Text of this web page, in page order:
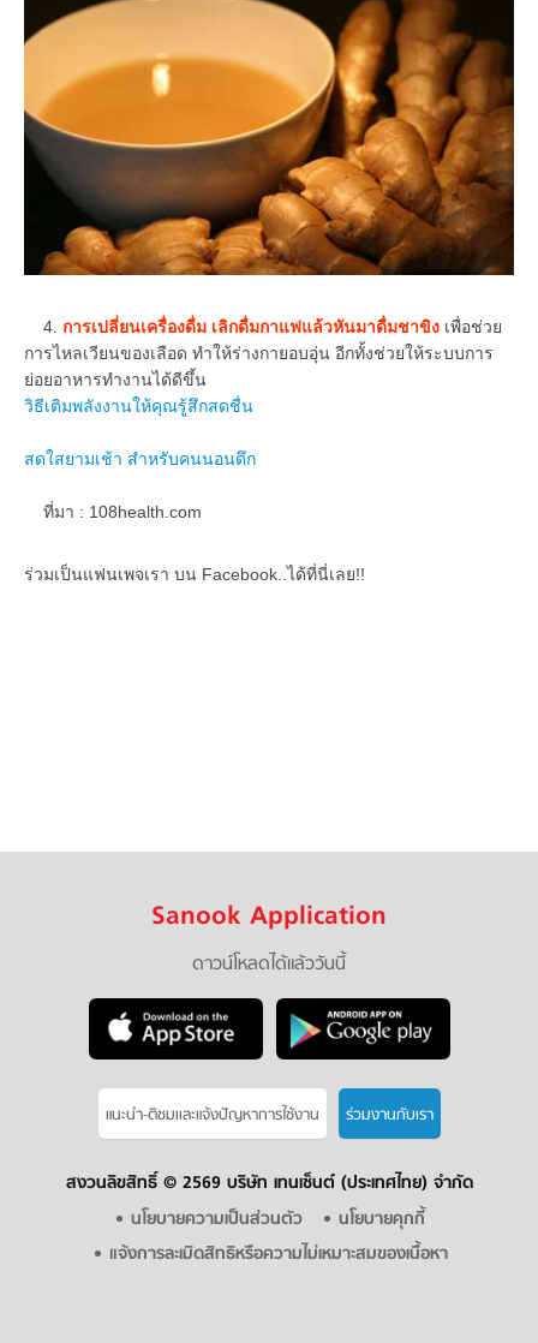
4. การเปลี่ยนเครื่องดื่ม เลิกดื่มกาแฟแล้วหันมาดื่มชาขิง เพื่อช่วย
การไหลเวียนของเลือด ทำให้ร่างกายอบอุ่น อีกทั้งช่วยให้ระบบการ
ย่อยอาหารทำงานได้ดีขึ้น
วิธีเติมพลังงานให้คุณรู้สึกสดชื่น
สดใสยามเช้า สำหรับคนนอนดึก
ที่มา : 108health.com
ร่วมเป็นแฟนเพจเรา บน Facebook..ได้ที่นี่เลย!!
Sanook Application
ดาวน์โหลดได้แล้ววันนี้
แนะนำ-ติชมเเละแจ้งปัญหาการใช้งาน ร่วมงานกับเรา
สงวนลิขสิทธิ์ © 2569 บริษัท เทนเซ็นต์ (ประเทศไทย) จำกัด
นโยบายความเป็นส่วนตัว
นโยบายคุกกี้
แจ้งการละเมิดสิทธิหรือความไม่เหมาะสมของเนื้อหา